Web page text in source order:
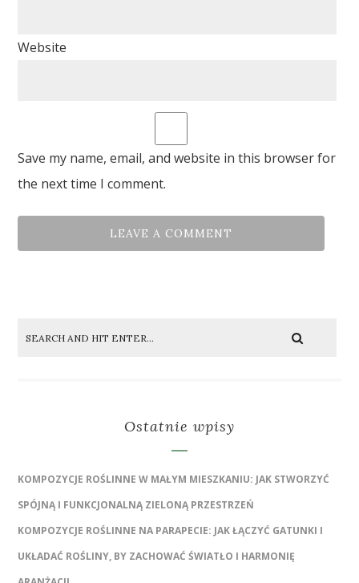
Website
Save my name, email, and website in this browser for
the next time I comment.
Ostatnie wpisy
KOMPOZYCJE ROŚLINNE W MAŁYM MIESZKANIU: JAK STWORZYĆ
SPÓJNĄ I FUNKCJONALNĄ ZIELONĄ PRZESTRZEŃ
KOMPOZYCJE ROŚLINNE NA PARAPECIE: JAK ŁĄCZYĆ GATUNKI I
UKŁADAĆ ROŚLINY, BY ZACHOWAĆ ŚWIATŁO I HARMONIĘ